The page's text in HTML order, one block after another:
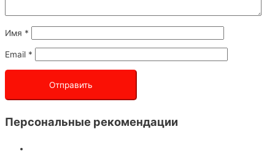
Имя *
Email *
Персональные рекомендации